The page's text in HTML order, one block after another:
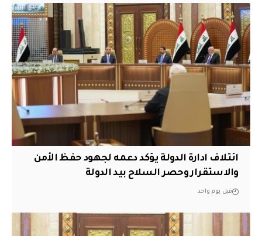
ائتلاف ادارة الدولة يؤكد دعمه لجهود حفظ الأمن
والاستقرار وحصر السلاح بيد الدولة
قبل يوم واحد